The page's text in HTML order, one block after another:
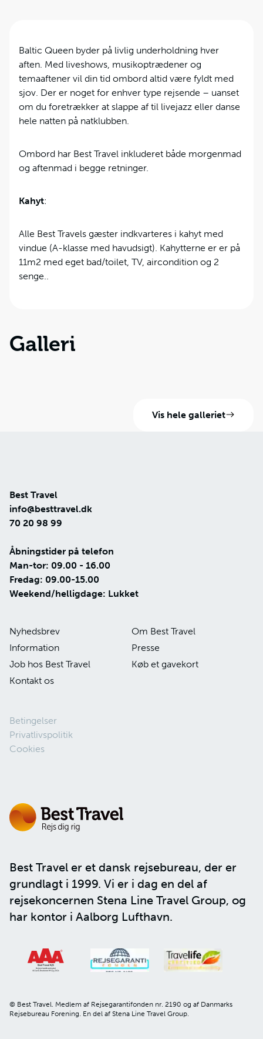
Baltic Queen byder på livlig underholdning hver
aften. Med liveshows, musikoptrædener og
temaaftener vil din tid ombord altid være fyldt med
sjov. Der er noget for enhver type rejsende – uanset
om du foretrækker at slappe af til livejazz eller danse
hele natten på natklubben.
Ombord har Best Travel inkluderet både morgenmad
og aftenmad i begge retninger.
Kahyt:
Alle Best Travels gæster indkvarteres i kahyt med
vindue (A-klasse med havudsigt). Kahytterne er er på
11m2 med eget bad/toilet, TV, aircondition og 2
senge..
Galleri
Vis hele galleriet
Best Travel er et dansk rejsebureau, der er
grundlagt i 1999. Vi er i dag en del af
rejsekoncernen Stena Line Travel Group, og
har kontor i Aalborg Lufthavn.
© Best Travel. Medlem af Rejsegarantifonden nr. 2190 og af Danmarks
Rejsebureau Forening. En del af Stena Line Travel Group.
Best Travel
info@besttravel.dk
70 20 98 99
Åbningstider på telefon
Man-tor: 09.00 - 16.00
Fredag: 09.00-15.00
Weekend/helligdage: Lukket
Nyhedsbrev
Om Best Travel
Information
Presse
Job hos Best Travel
Køb et gavekort
Kontakt os
Betingelser
Privatlivspolitik
Cookies